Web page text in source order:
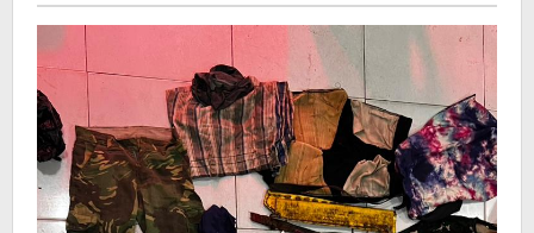
Anggota